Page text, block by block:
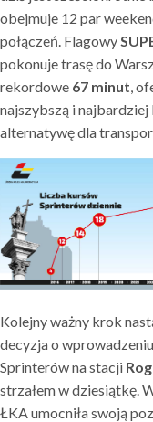
obejmuje 12 par
połączeń. Flagowy
pokonuje trasę do
rekordowe 67 minut,
najszybszą i
alternatywę dla
Kolejny ważny krok
decyzja o
Sprinterów na stacji
strzałem w dziesiątkę.
ŁKA umocniła swoją